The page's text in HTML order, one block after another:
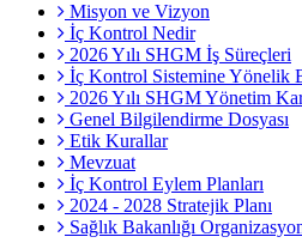
Misyon ve Vizyon
İç Kontrol Nedir
2026 Yılı SHGM İş Süreçleri
İç Kontrol Sistemine Yönelik
2026 Yılı SHGM Yönetim
Genel Bilgilendirme Dosyası
Etik Kurallar
Mevzuat
İç Kontrol Eylem Planları
2024 - 2028 Stratejik Planı
Sağlık Bakanlığı